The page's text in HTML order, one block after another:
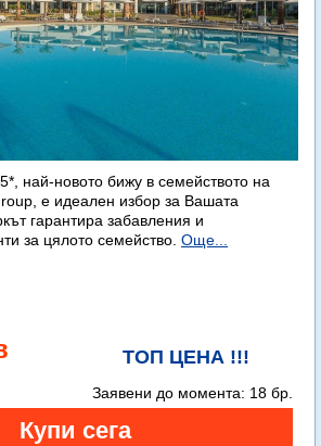
най-новото бижу в семейството на
е идеален избор за Вашата
гарантира забавления и
за цялото семейство. Още...
ТОП ЦЕНА !!!
Заявени до момента: 18 бр.